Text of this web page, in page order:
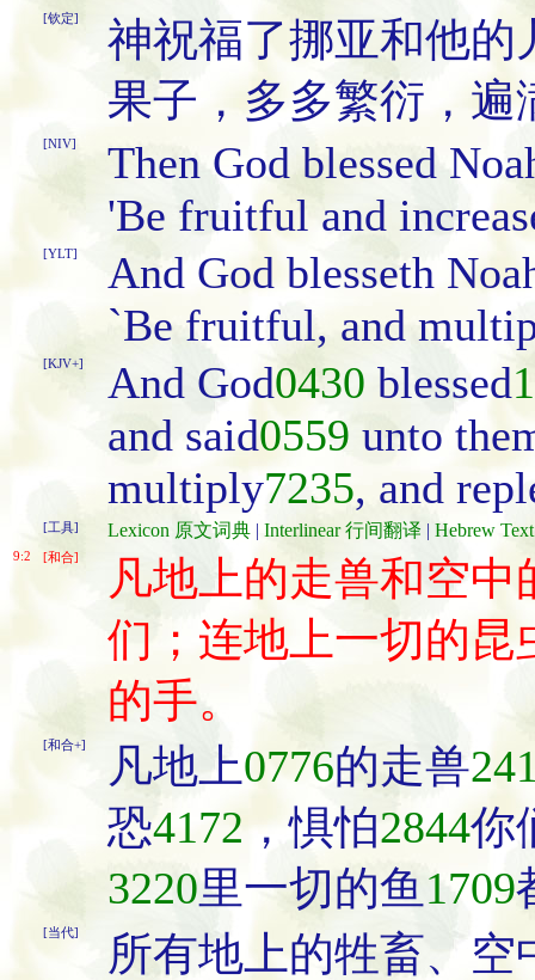
[钦定]
神祝福了挪亚和他的
果子，多多繁衍，遍
[NIV]
Then God blessed
'Be fruitful and
[YLT]
And God blesseth
`Be fruitful, and
[KJV+] And God0430 blessed
and said0559 unto
multiply7235, and
[工具] Lexicon 原文词典 | Interlinear 行间翻译 | Hebrew
9:2 [和合]
凡地上的走兽和空中
们；连地上一切的昆
的手。
[和合+] 凡地上0776的走兽
恐4172 ，惧怕2844你
3220里一切的鱼 1709
[当代]
所有地上的牲畜、